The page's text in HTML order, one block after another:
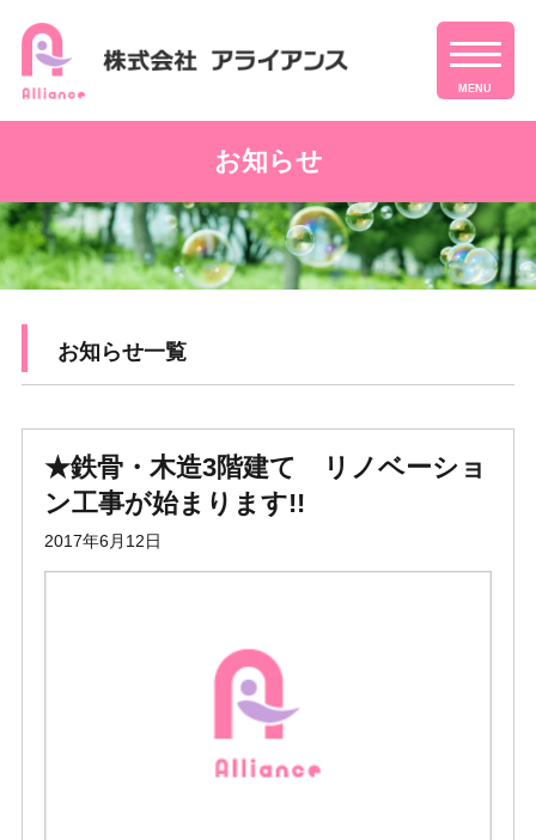
MENU
お知らせ
お知らせ一覧
★鉄骨・木造3階建て リノベーショ
ン工事が始まります!!
2017年6月12日